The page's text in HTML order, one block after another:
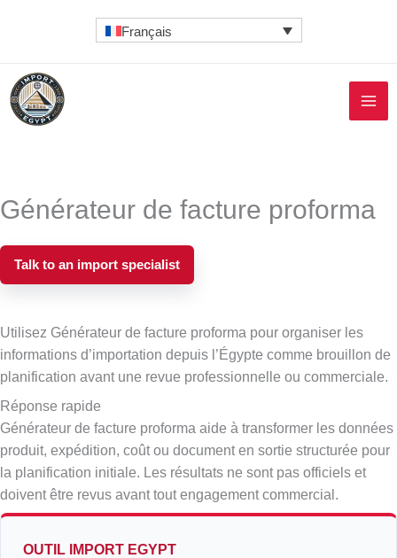
Français
Générateur de facture proforma
Talk to an import specialist
Utilisez Générateur de facture proforma pour organiser les
informations d’importation depuis l’Égypte comme brouillon de
planification avant une revue professionnelle ou commerciale.
Réponse rapide
Générateur de facture proforma aide à transformer les données
produit, expédition, coût ou document en sortie structurée pour
la planification initiale. Les résultats ne sont pas officiels et
doivent être revus avant tout engagement commercial.
OUTIL IMPORT EGYPT